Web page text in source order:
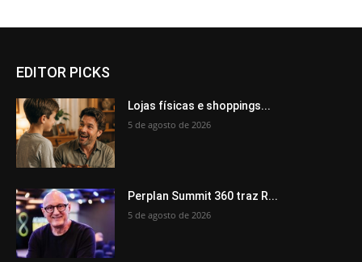
EDITOR PICKS
Lojas físicas e shoppings...
5 de agosto de 2026
Perplan Summit 360 traz R...
5 de agosto de 2026